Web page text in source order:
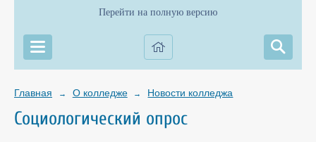
Перейти на полную версию
Главная → О колледже → Новости колледжа
Социологический опрос